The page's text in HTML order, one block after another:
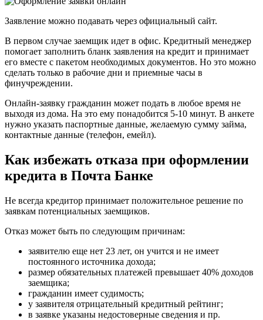
Заявление можно подавать через официальный сайт.
В первом случае заемщик идет в офис. Кредитный менеджер
помогает заполнить бланк заявления на кредит и принимает
его вместе с пакетом необходимых документов. Но это можно
сделать только в рабочие дни и приемные часы в
финучреждении.
Онлайн-заявку гражданин может подать в любое время не
выходя из дома. На это ему понадобится 5-10 минут. В анкете
нужно указать паспортные данные, желаемую сумму займа,
контактные данные (телефон, емейл).
Как избежать отказа при оформлении
кредита в Почта Банке
Не всегда кредитор принимает положительное решение по
заявкам потенциальных заемщиков.
Отказ может быть по следующим причинам:
заявителю еще нет 23 лет, он учится и не имеет
постоянного источника дохода;
размер обязательных платежей превышает 40% доходов
заемщика;
гражданин имеет судимость;
у заявителя отрицательный кредитный рейтинг;
в заявке указаны недостоверные сведения и пр.